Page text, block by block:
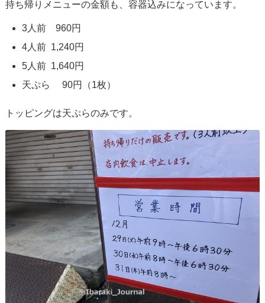
持ち帰りメニューの金額も、容器込みになっています。
3人前 960円
4人前 1,240円
5人前 1,640円
天ぷら 90円（1枚）
トッピングは天ぷらのみです。